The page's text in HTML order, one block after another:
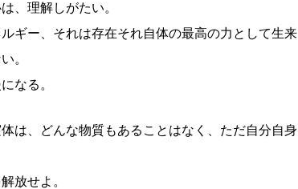
、理解しがたい。
ギー、それは存在それ自体の最高の力として生来
。
なる。
は、どんな物質もあることはなく、ただ自分自身
放せよ。